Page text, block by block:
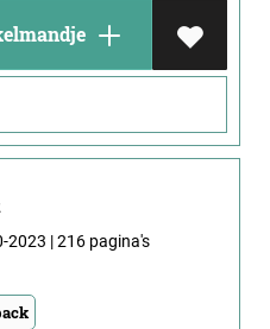
2023 | 216 pagina's